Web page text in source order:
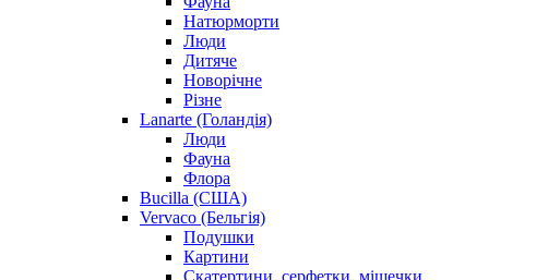
Натюрморти
Люди
Дитяче
Новорічне
Різне
Lanarte (Голандія)
Люди
Фауна
Флора
Bucilla (США)
Vervaco (Бельгія)
Подушки
Картини
Скатертини, серфетки, мішечки